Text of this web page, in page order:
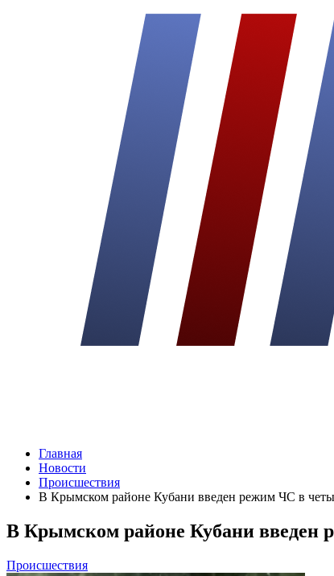
Главная
Новости
Происшествия
В Крымском районе Кубани введен режим ЧС в
В Крымском районе Кубани введен
Происшествия